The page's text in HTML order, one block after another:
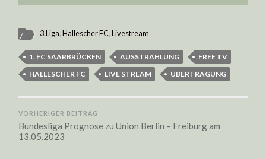
3.Liga,Hallescher FC,Livestream
1. FC SAARBRÜCKEN AUSSTRAHLUNG
FREE TV
HALLESCHER FC
LIVE STREAM ÜBERTRAGUNG
VORHERIGER BEITRAG
Bundesliga Prognose zu Union Berlin – Freiburg am
13.05.2023